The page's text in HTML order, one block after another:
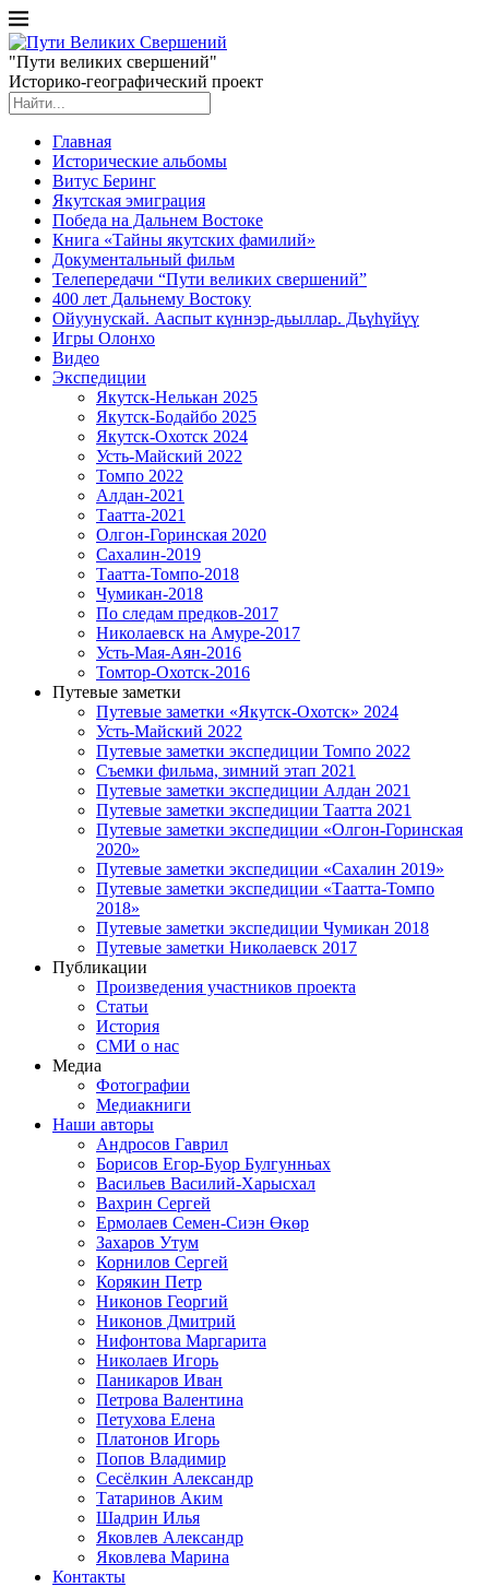
"Пути великих свершений"
Историко-географический проект
Главная
Исторические альбомы
Витус Беринг
Якутская эмиграция
Победа на Дальнем Востоке
Книга «Тайны якутских фамилий»
Документальный фильм
Телепередачи “Пути великих свершений”
400 лет Дальнему Востоку
Ойуунускай. Ааспыт күннэр-дьыллар. Дьүһүйүү
Игры Олонхо
Видео
Экспедиции
Якутск-Нелькан 2025
Якутск-Бодайбо 2025
Якутск-Охотск 2024
Усть-Майский 2022
Томпо 2022
Алдан-2021
Таатта-2021
Олгон-Горинская 2020
Сахалин-2019
Таатта-Томпо-2018
Чумикан-2018
По следам предков-2017
Николаевск на Амуре-2017
Усть-Мая-Аян-2016
Томтор-Охотск-2016
Путевые заметки
Путевые заметки «Якутск-Охотск» 2024
Усть-Майский 2022
Путевые заметки экспедиции Томпо 2022
Съемки фильма, зимний этап 2021
Путевые заметки экспедиции Алдан 2021
Путевые заметки экспедиции Таатта 2021
Путевые заметки экспедиции «Олгон-Горинская
2020»
Путевые заметки экспедиции «Сахалин 2019»
Путевые заметки экспедиции «Таатта-Томпо
2018»
Путевые заметки экспедиции Чумикан 2018
Путевые заметки Николаевск 2017
Публикации
Произведения участников проекта
Статьи
История
СМИ о нас
Медиа
Фотографии
Медиакниги
Наши авторы
Андросов Гаврил
Борисов Егор-Буор Булгунньах
Васильев Василий-Харысхал
Вахрин Сергей
Ермолаев Семен-Сиэн Өкөр
Захаров Утум
Корнилов Сергей
Корякин Петр
Никонов Георгий
Никонов Дмитрий
Нифонтова Маргарита
Николаев Игорь
Паникаров Иван
Петрова Валентина
Петухова Елена
Платонов Игорь
Попов Владимир
Сесёлкин Александр
Татаринов Аким
Шадрин Илья
Яковлев Александр
Яковлева Марина
Контакты